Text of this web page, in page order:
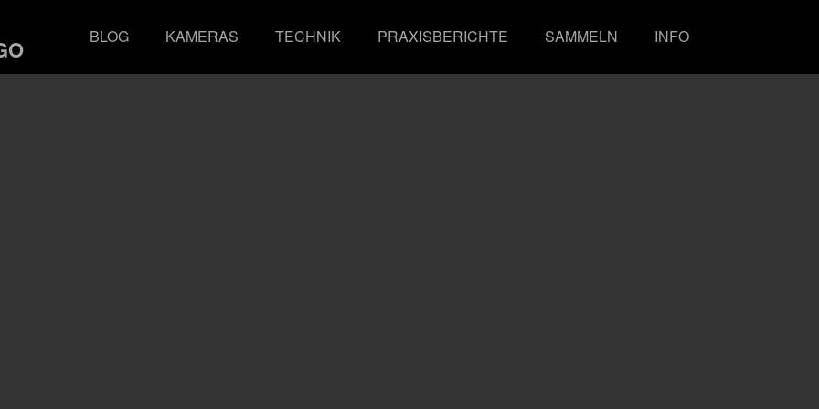
BLOG KAMERAS TECHNIK PRAXISBERICHTE SAMMELN INFO